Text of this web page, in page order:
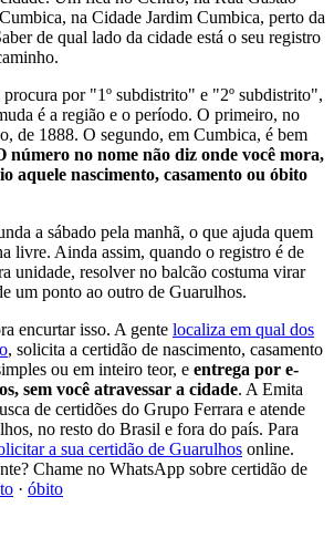
na Cidade Jardim Cumbica, perto da
de qual lado da cidade está o seu registro
procura por "1º subdistrito" e "2º subdistrito",
é a região e o período. O primeiro, no
de 1888. O segundo, em Cumbica, é bem
número no nome não diz onde você mora,
aquele nascimento, casamento ou óbito
a sábado pela manhã, o que ajuda quem
livre. Ainda assim, quando o registro é de
unidade, resolver no balcão costuma virar
um ponto ao outro de Guarulhos.
encurtar isso. A gente localiza em qual dos
, solicita a certidão de nascimento, casamento
ou em inteiro teor, e entrega por e-
sem você atravessar a cidade. A Emita
de certidões do Grupo Ferrara e atende
no resto do Brasil e fora do país. Para
a sua certidão de Guarulhos online.
Chame no WhatsApp sobre certidão de
· óbito